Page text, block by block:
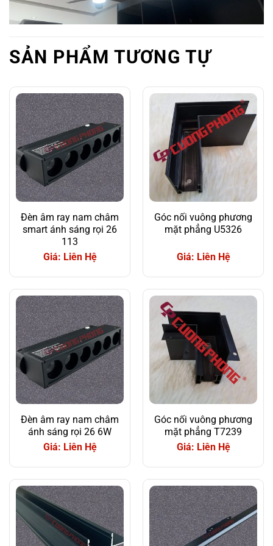
SẢN PHẨM TƯƠNG TỰ
Đèn âm ray nam châm
smart ánh sáng rọi 26
113
Giá: Liên Hệ
Góc nối vuông phương
mặt phẳng U5326
Giá: Liên Hệ
Đèn âm ray nam châm
ánh sáng rọi 26 6W
Giá: Liên Hệ
Góc nối vuông phương
mặt phẳng T7239
Giá: Liên Hệ